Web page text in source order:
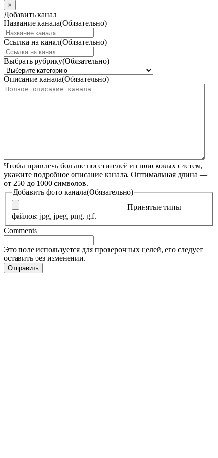
×
Добавить канал
Название канала(Обязательно)
Ссылка на канал(Обязательно)
Выбрать рубрику(Обязательно)
Описание канала(Обязательно)
Чтобы привлечь больше посетителей из поисковых систем,
укажите подробное описание канала. Оптимальная длина —
от 250 до 1000 символов.
Добавить фото канала(Обязательно)
Принятые типы
файлов: jpg, jpeg, png, gif.
Comments
Это поле используется для проверочных целей, его следует
оставить без изменений.